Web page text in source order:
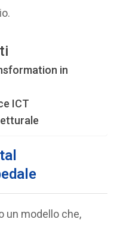
in
ICT
un modello che,